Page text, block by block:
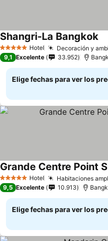
5 Estrellas Hotel Decoración y
Shangri-La Bangkok
9,1 Excelente 33.952
Elige fechas para ver los
5 Estrellas Hotel Habitaciones
Grande Centre Point
9,5 Excelente 10.913
Elige fechas para ver los